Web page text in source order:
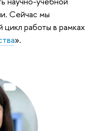
Сейчас мы
цикл работы в рамках
».